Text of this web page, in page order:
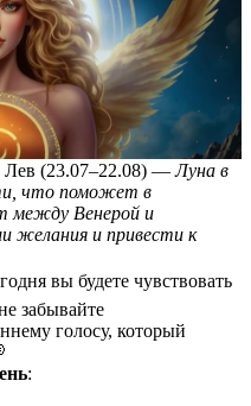
Лев (23.07–22.08) —Луна в
что поможет в
между Венерой и
и привести к
вы будете чувствовать
забывайте
голосу, который
: